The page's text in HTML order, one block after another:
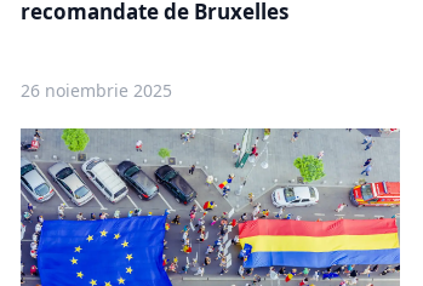
recomandate de Bruxelles
26 noiembrie 2025